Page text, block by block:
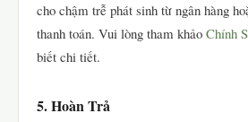
cho chậm trễ phát sinh từ ngân hàng
thanh toán. Vui lòng tham khảo Chính
biết chi tiết.
5. Hoàn Trả